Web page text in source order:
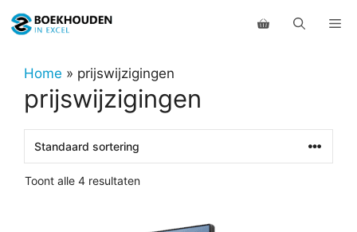
naar
inhoudHome » prijswijzigingen
prijswijzigingen
Toont alle 4 resultaten